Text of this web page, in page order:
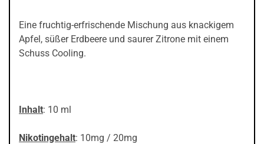
Eine fruchtig-erfrischende Mischung aus knackigem
Apfel, süßer Erdbeere und saurer Zitrone mit einem
Schuss Cooling.
Inhalt: 10 ml
Nikotingehalt: 10mg / 20mg